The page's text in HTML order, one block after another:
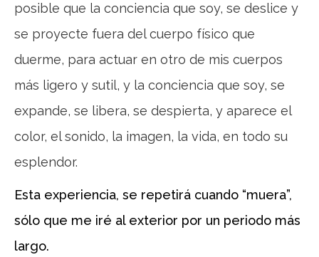
posible que la conciencia que soy, se deslice y
se proyecte fuera del cuerpo físico que
duerme, para actuar en otro de mis cuerpos
más ligero y sutil, y la conciencia que soy, se
expande, se libera, se despierta, y aparece el
color, el sonido, la imagen, la vida, en todo su
esplendor.
Esta experiencia, se repetirá cuando “muera”,
sólo que me iré al exterior por un periodo más
largo.